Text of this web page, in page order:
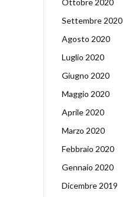
Settembre 2020
Agosto 2020
Luglio 2020
Giugno 2020
Maggio 2020
Aprile 2020
Marzo 2020
Febbraio 2020
Gennaio 2020
Dicembre 2019